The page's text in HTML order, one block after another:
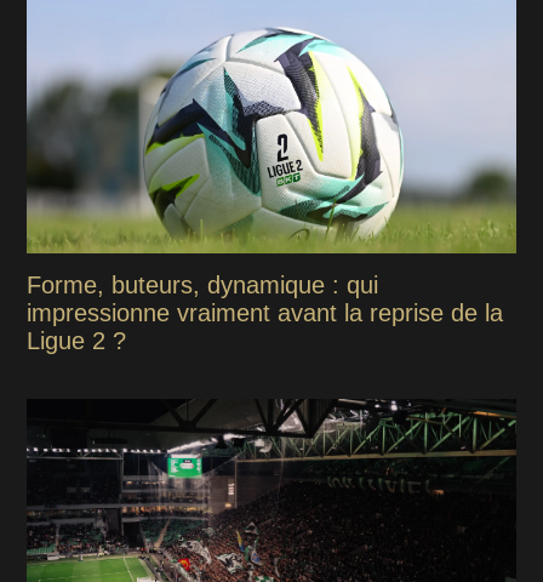
Forme, buteurs, dynamique : qui
impressionne vraiment avant la reprise de la
Ligue 2 ?